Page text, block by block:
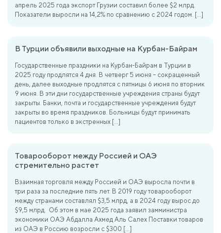
апрель 2025 года экспорт Грузии составил более $2 млрд.
Показатели выросли на 14,2% по сравнению с 2024 годом. […]
В Турции объявили выходные на Курбан-Байрам
Государственные праздники на Курбан-Байрам в Турции в
2025 году продлятся 4 дня. В четверг 5 июня – сокращенный
день, далее выходные продлятся с пятницы 6 июня по вторник
9 июня. В эти дни государственные учреждения страны будут
закрыты. Банки, почта и государственные учреждения будут
закрыты во время праздников. Больницы будут принимать
пациентов только в экстренных […]
Товарооборот между Россией и ОАЭ
стремительно растет
Взаимная торговля между Россией и ОАЭ выросла почти в
три раза за последние пять лет. В 2019 году товарооборот
между странами составлял $3,5 млрд, а в 2024 году вырос до
$9,5 млрд. Об этом в мае 2025 года заявил замминистра
экономики ОАЭ Абдалла Ахмед Аль Салех Поставки товаров
из ОАЭ в Россию возросли с $300 […]